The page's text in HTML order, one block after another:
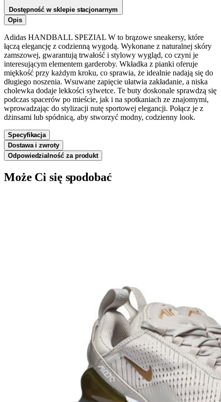
Dostępność w sklepie stacjonarnym
Opis
Adidas HANDBALL SPEZIAL W to brązowe sneakersy, które
łączą elegancję z codzienną wygodą. Wykonane z naturalnej skóry
zamszowej, gwarantują trwałość i stylowy wygląd, co czyni je
interesującym elementem garderoby. Wkładka z pianki oferuje
miękkość przy każdym kroku, co sprawia, że idealnie nadają się do
długiego noszenia. Wsuwane zapięcie ułatwia zakładanie, a niska
cholewka dodaje lekkości sylwetce. Te buty doskonale sprawdzą się
podczas spacerów po mieście, jak i na spotkaniach ze znajomymi,
wprowadzając do stylizacji nutę sportowej elegancji. Połącz je z
dżinsami lub spódnicą, aby stworzyć modny, codzienny look.
Specyfikacja
Dostawa i zwroty
Odpowiedzialność za produkt
Może Ci się spodobać